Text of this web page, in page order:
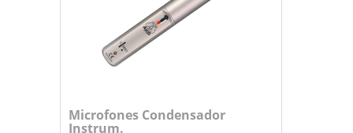
Microfones Condensador
Instrum.